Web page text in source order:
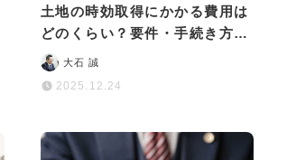
土地の時効取得にかかる費用は
どのくらい？要件・手続き方法
や実例も解説
大石 誠
2025.12.24